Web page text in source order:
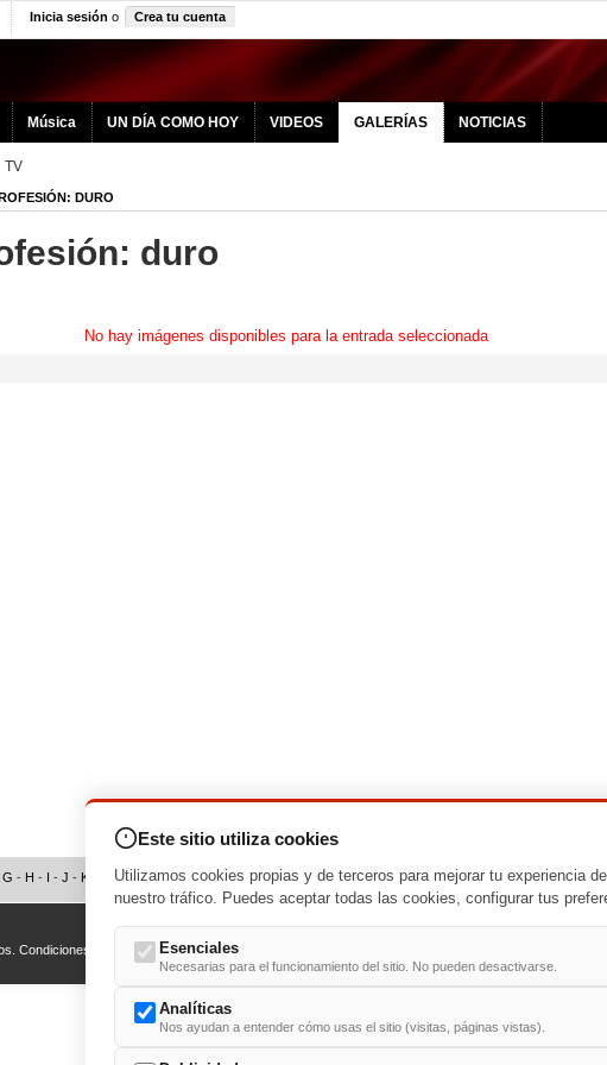
Inicia sesión o Crea tu cuenta
Música UN DÍA COMO HOY VIDEOS GALERÍAS NOTICIAS
TV
DURO
duro
No hay imágenes disponibles para la entrada seleccionada
G - H - I - J - K -M-N-O- P-Q-R-S-T-U - V-W-X-Y- Z
Condiciones de uso yPolítica de Privacidad
Este sitio utiliza cookies
Utilizamos cookies propias y de terceros para mejorar tu experiencia
nuestro tráfico. Puedes aceptar todas las cookies, configurar tus
Esenciales
Necesarias para el funcionamiento del sitio. No pueden desactivarse.
Analíticas
Nos ayudan a entender cómo usas el sitio (visitas, páginas vistas).